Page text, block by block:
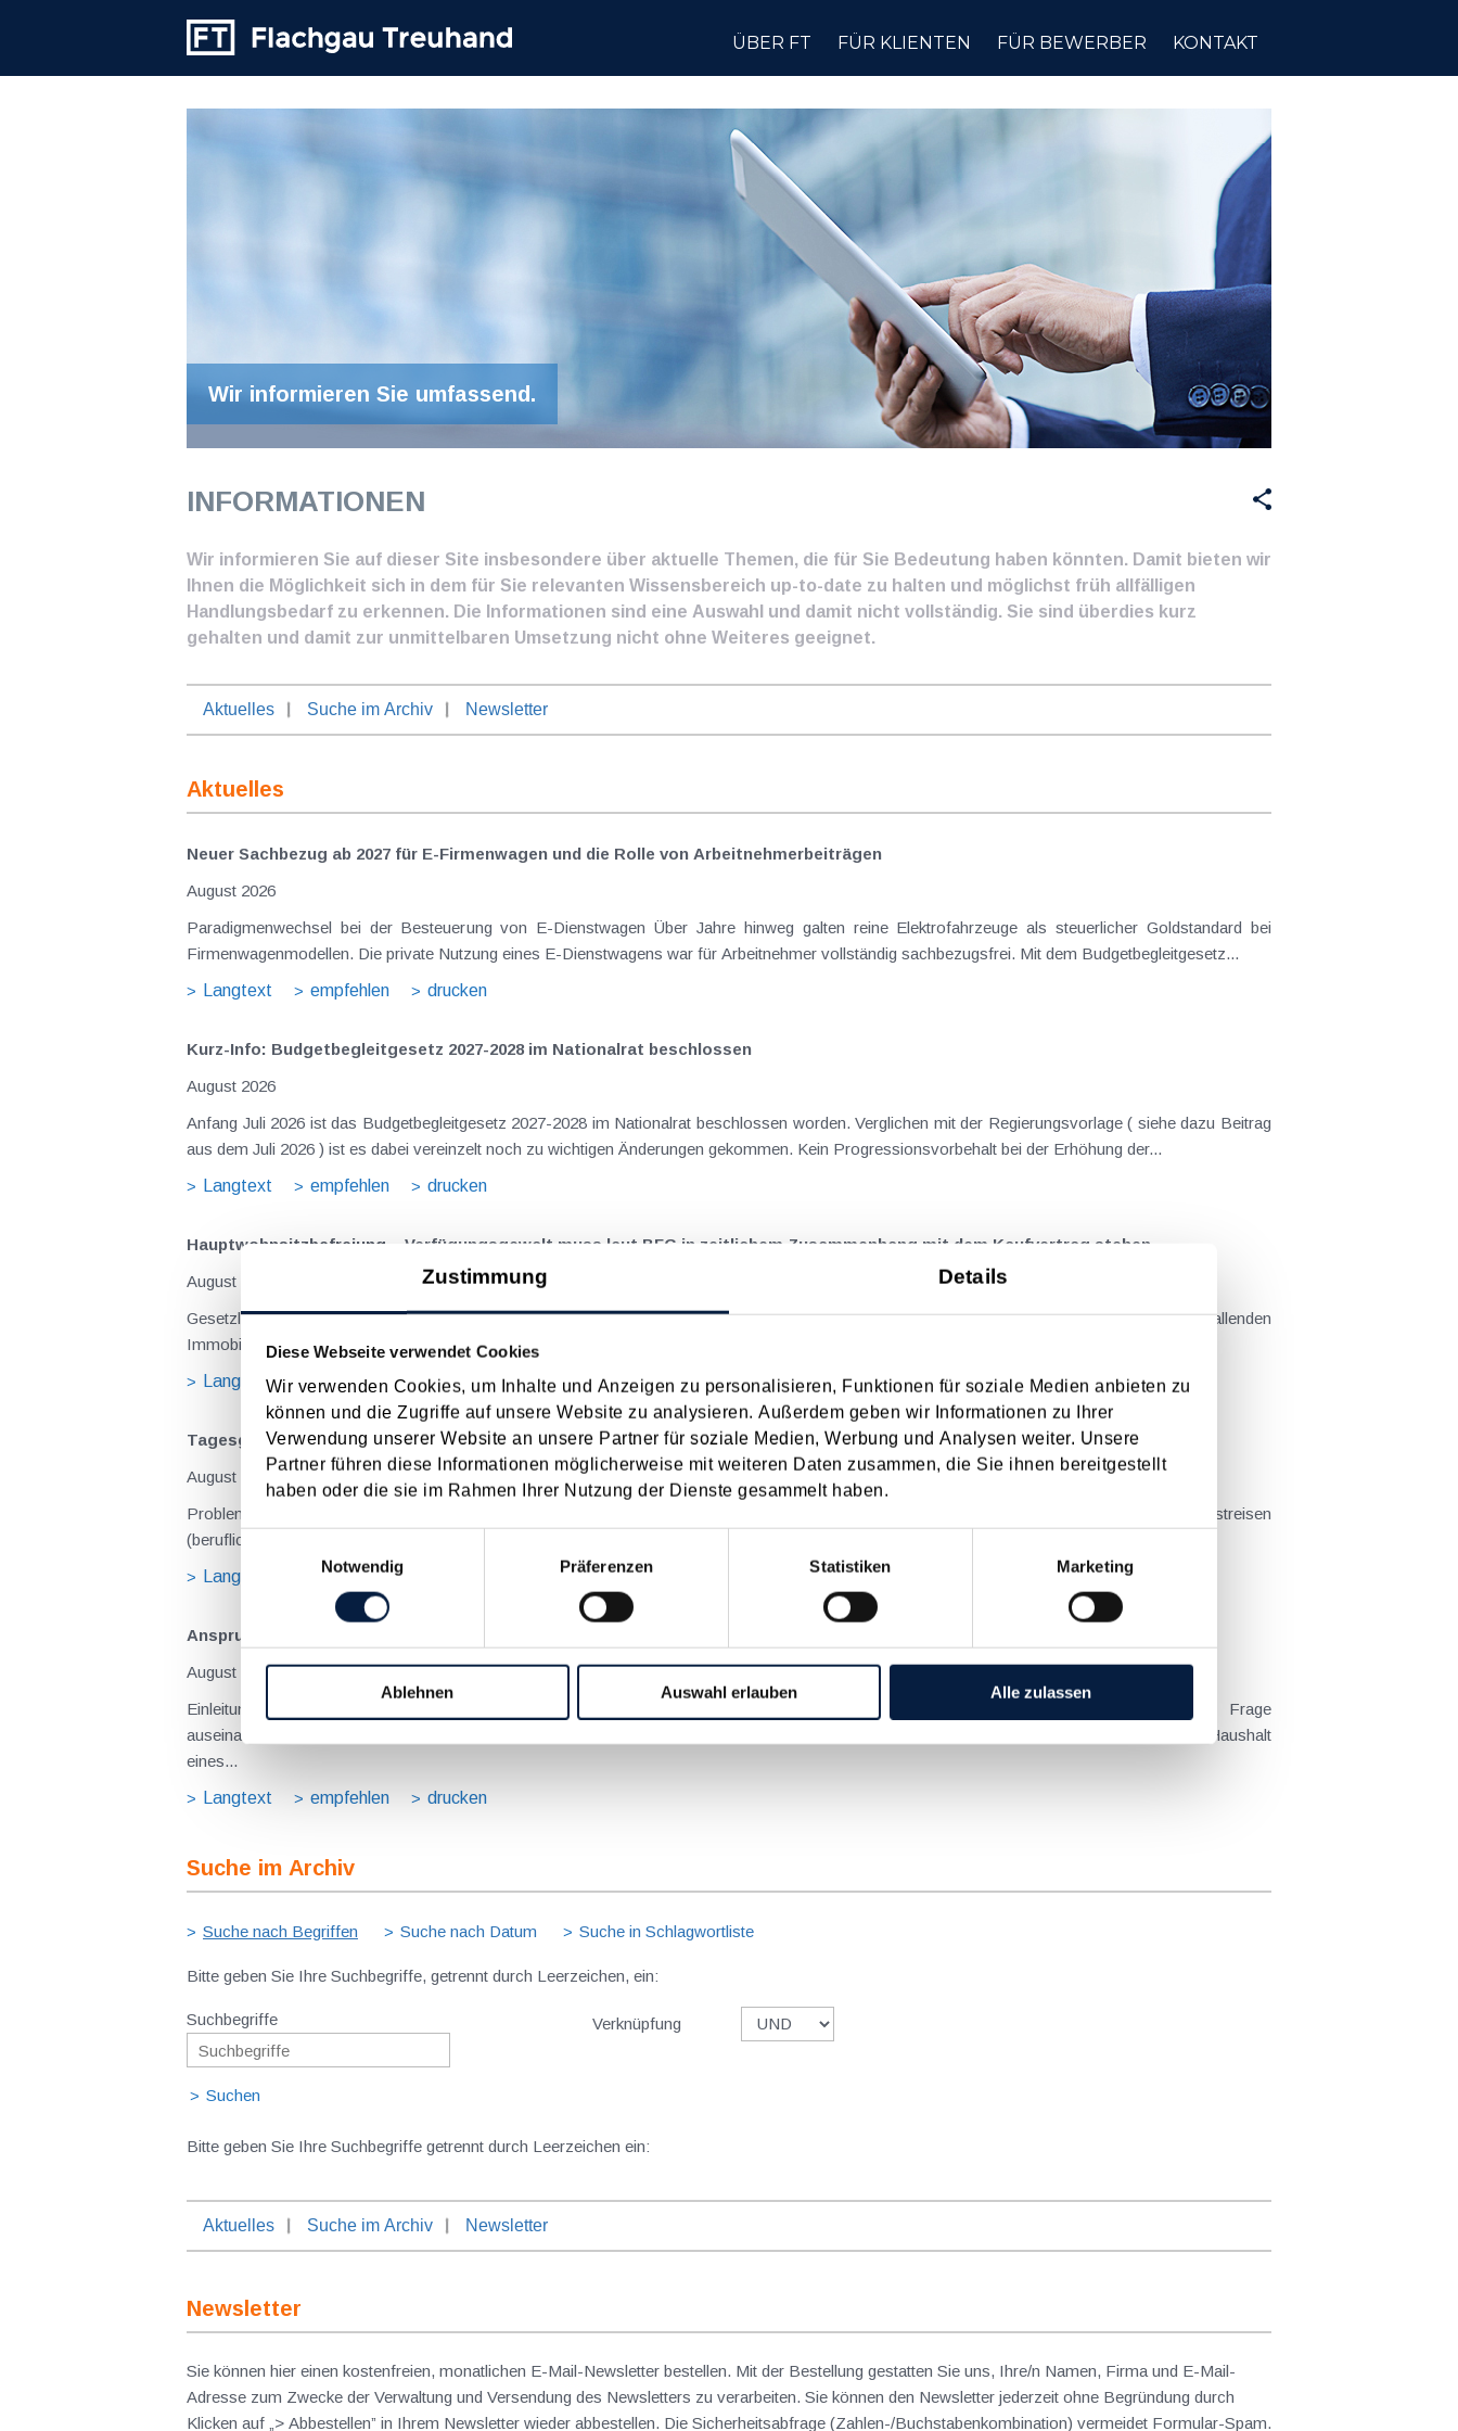
Zustimmung Details
Diese Webseite verwendet Cookies
Wir verwenden Cookies, um Inhalte und Anzeigen zu personalisieren, Funktionen für soziale Medien anbieten zu
können und die Zugriffe auf unsere Website zu analysieren. Außerdem geben wir Informationen zu Ihrer
Verwendung unserer Website an unsere Partner für soziale Medien, Werbung und Analysen weiter. Unsere
Partner führen diese Informationen möglicherweise mit weiteren Daten zusammen, die Sie ihnen bereitgestellt
haben oder die sie im Rahmen Ihrer Nutzung der Dienste gesammelt haben.
Einwilligungsauswahl
Notwendig
Präferenzen Statistiken Marketing
Ablehnen Auswahl erlauben Alle zulassen
ÜBER FT FÜR KLIENTEN FÜR BEWERBER KONTAKT
Wir informieren Sie umfassend.
INFORMATIONEN
Wir informieren Sie auf dieser Site insbesondere über aktuelle Themen, die für Sie Bedeutung haben könnten. Damit bieten wir
Ihnen die Möglichkeit sich in dem für Sie relevanten Wissensbereich up-to-date zu halten und möglichst früh allfälligen
Handlungsbedarf zu erkennen. Die Informationen sind eine Auswahl und damit nicht vollständig. Sie sind überdies kurz
gehalten und damit zur unmittelbaren Umsetzung nicht ohne Weiteres geeignet.
Aktuelles Suche im Archiv Newsletter
Aktuelles
Neuer Sachbezug ab 2027 für E-Firmenwagen und die Rolle von Arbeitnehmer​­beiträgen
August 2026
Paradigmenwechsel bei der Besteuerung von E-Dienstwagen Über Jahre hinweg galten reine Elektrofahrzeuge als steuerlicher Goldstandard bei
Firmenwagenmodellen. Die private Nutzung eines E-Dienstwagens war für Arbeitnehmer vollständig sachbezugsfrei. Mit dem Budgetbegleitgesetz...
Langtext
empfehlen drucken
Kurz-Info: Budgetbegleitgesetz 2027-2028 im Nationalrat beschlossen
August 2026
Anfang Juli 2026 ist das Budgetbegleitgesetz 2027-2028 im Nationalrat beschlossen worden. Verglichen mit der Regierungsvorlage ( siehe dazu Beitrag
aus dem Juli 2026 ) ist es dabei vereinzelt noch zu wichtigen Änderungen gekommen. Kein Progressionsvorbehalt bei der Erhöhung der...
Langtext
empfehlen drucken
Hauptwohnsitz​­befreiung – Verfügungsgewalt muss laut BFG in zeitlichem Zusammenhang mit dem Kaufvertrag stehen
August 2026
Gesetzliche Grundlagen der Hauptwohnsitzbefreiung Eine Ausnahme von der bei privaten Grundstücksveräußerungen regelmäßig anfallenden
Immobilienertragsteuer (ImmoESt) liegt dann vor, wenn die Voraussetzungen für die Hauptwohnsitzbefreiung erfüllt sind....
Langtext
empfehlen drucken
Tagesgelder auch bei eintägiger Reise ohne Nächtigung
August 2026
Problemstellung und rechtlicher Hintergrund Tagesgelder sollen Verpflegungsmehraufwendungen ausgleichen, welche im Zuge von Dienstreisen
(beruflich bedingten Reisen) durch die Unkenntnis über die lokale Gastronomie resultieren – typischerweise stellt sich das Problem in der...
Langtext
empfehlen
Anspruch auf Familienbeihilfe bei geschiedenen Eltern
August 2026
Einleitung und Kernaussage der Entscheidung Das Bundesfinanzgericht (GZ RV/7103366/2025 vom 10.02.2026) hatte sich mit der Frage
auseinanderzusetzen, welchem Elternteil nach einer Scheidung die Familienbeihilfe zusteht, wenn sich das Kind tatsächlich überwiegend im Haushalt
eines...
Langtext
empfehlen drucken
Suche im Archiv
Suche nach Begriffen Suche nach Datum Suche in Schlagwortliste
Bitte geben Sie Ihre Suchbegriffe, getrennt durch Leerzeichen, ein:
Suchbegriffe Verknüpfung
Bitte geben Sie Ihre Suchbegriffe getrennt durch Leerzeichen ein:
Aktuelles Suche im Archiv Newsletter
Newsletter
Sie können hier einen kostenfreien, monatlichen E-Mail-Newsletter bestellen. Mit der Bestellung gestatten Sie uns, Ihre/n Namen, Firma und E-Mail-
Adresse zum Zwecke der Verwaltung und Versendung des Newsletters zu verarbeiten. Sie können den Newsletter jederzeit ohne Begründung durch
Klicken auf „> Abbestellen” in Ihrem Newsletter wieder abbestellen. Die Sicherheitsabfrage (Zahlen-/Buchstabenkombination) vermeidet Formular-Spam.